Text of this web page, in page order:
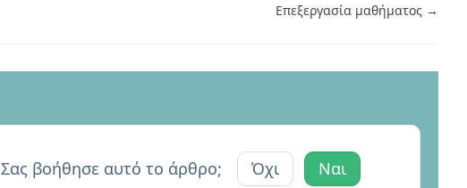
Επεξεργασία μαθήματος →
Σας βοήθησε αυτό το άρθρο; Όχι Ναι